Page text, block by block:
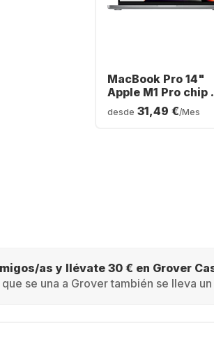
MacBook Pro 14"
Apple M1 Pro chip -
16GB Memory
SSD Integrated 14-
desde 31,49 €/Mes
as y llévate 30 € en Grover
se una a Grover también se lleva